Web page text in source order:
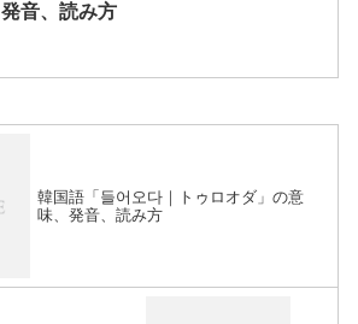
発音、読み方
韓国語「들어오다｜トゥロオダ」の意
味、発音、読み方